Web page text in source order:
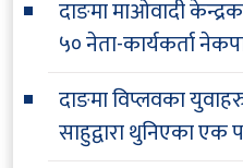
दाङमा माओवादी
५० नेता-कार्यकर्ता
दाङमा विप्लवका
साहुद्वारा थुनिएका एक